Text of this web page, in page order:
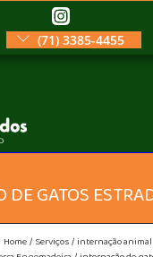
(71) 3385-4455
DE GATOS
Home Serviços
internação animal